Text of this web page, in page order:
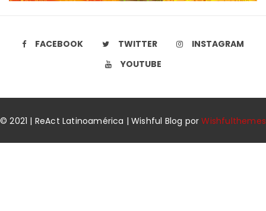
FACEBOOK TWITTER
INSTAGRAM
YOUTUBE
© 2021 | ReAct Latinoamérica | Wishful Blog porWishfulthemes